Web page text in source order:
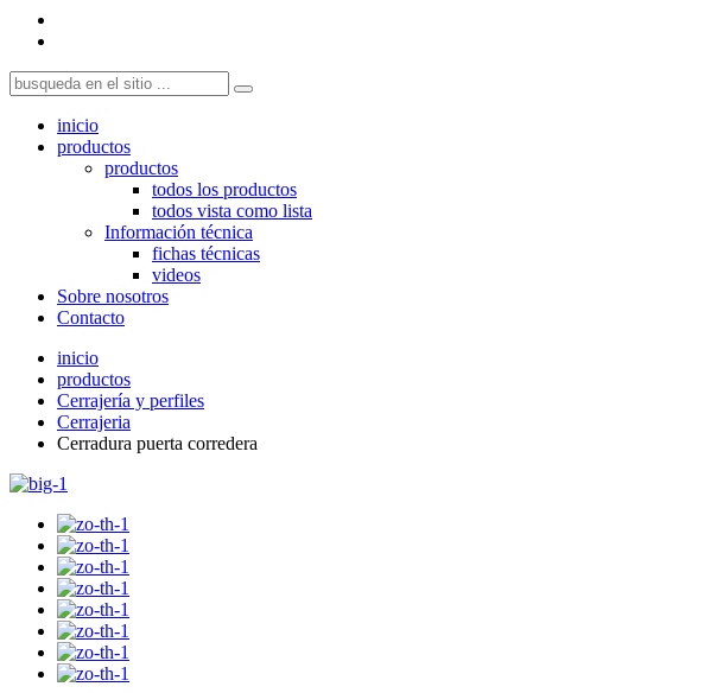
inicio
productos
productos
todos los productos
todos vista como lista
Información técnica
fichas técnicas
videos
Sobre nosotros
Contacto
inicio
productos
Cerrajería y perfiles
Cerrajeria
Cerradura puerta corredera